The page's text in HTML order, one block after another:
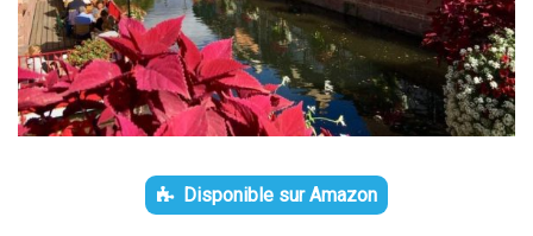
Disponible sur Amazon